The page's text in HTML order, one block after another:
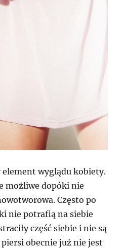
wyglądu kobiety.
możliwe dopóki nie
Często po
nie potrafią na siebie
część siebie i nie są
obecnie już nie jest